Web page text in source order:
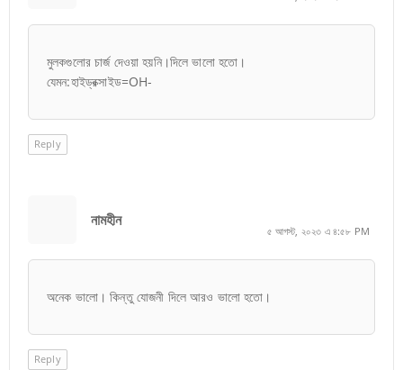
মুলকগুলোর চার্জ দেওয়া হয়নি।দিলে ভালো হতো।
যেমন:হাইড্রক্সাইড=OH-
Reply
নামহীন
৫ আগস্ট, ২০২৩ এ ৪:৫৮ PM
অনেক ভালো। কিন্তু যোজনী দিলে আরও ভালো হতো।
Reply